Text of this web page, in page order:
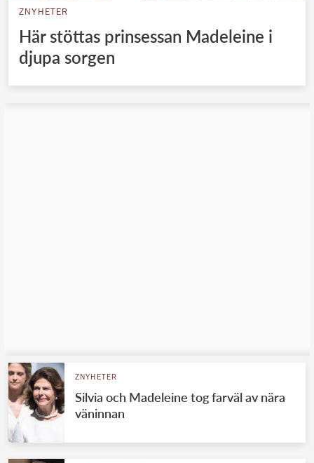
ZNYHETER
Här stöttas prinsessan Madeleine i
djupa sorgen
ZNYHETER
Silvia och Madeleine tog farväl av nära
väninnan